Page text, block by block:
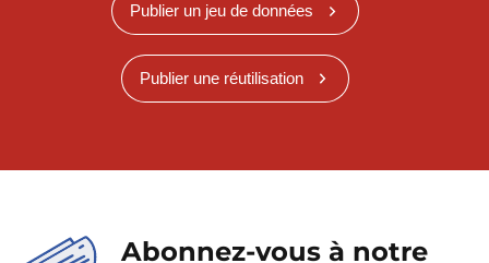
Publier un jeu de données
Publier une réutilisation
Abonnez-vous à notre